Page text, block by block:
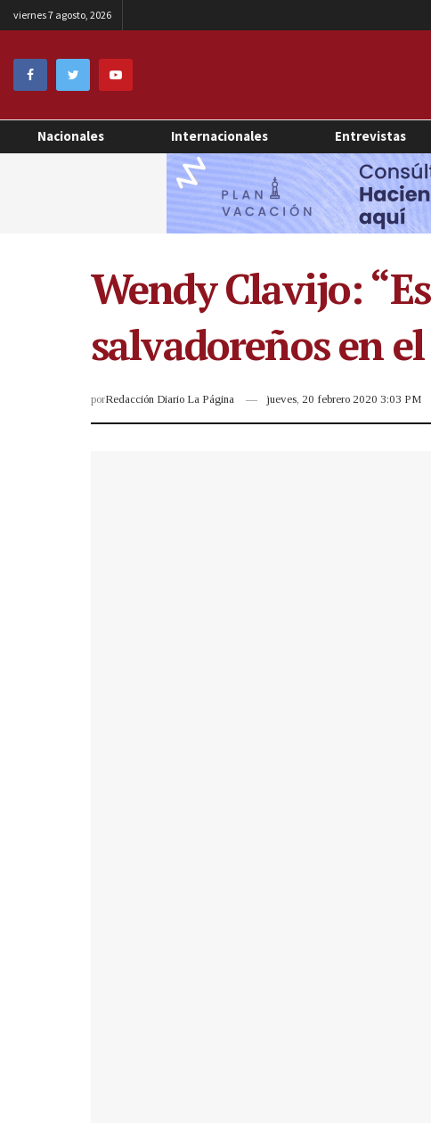
viernes 7 agosto, 2026
Nacionales Internacionales Entrevistas
Wendy Clavijo:
salvadoreños en
porRedacción Diario La Página jueves, 20 febrero 2020 3:03 PM